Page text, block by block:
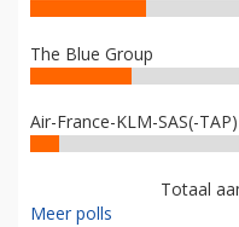
The Blue Group
Air-France-KLM-SAS(-TAP)
Totaal
Meer polls